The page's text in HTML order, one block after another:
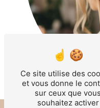
Ce site utilise des
et vous donne le
sur ceux que vous
souhaitez activer